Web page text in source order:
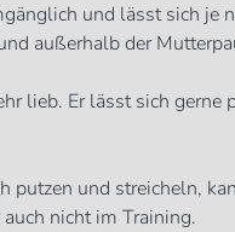
und lässt sich je
außerhalb der
lieb. Er lässt sich gerne
und streicheln,
nicht im Training.